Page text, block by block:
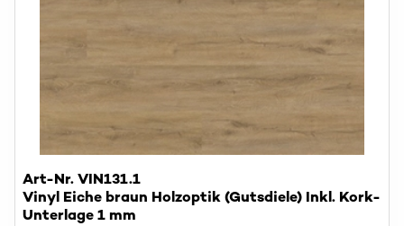
Art-Nr. VIN131.1
Vinyl Eiche braun Holzoptik (Gutsdiele) Inkl. Kork-
Unterlage 1 mm